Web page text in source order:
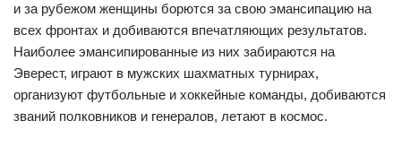
и за рубежом женщины борются за свою эмансипацию на
всех фронтах и добиваются впечатляющих результатов.
Наиболее эмансипированные из них забираются на
Эверест, играют в мужских шахматных турнирах,
организуют футбольные и хоккейные команды, добиваются
званий полковников и генералов, летают в космос.